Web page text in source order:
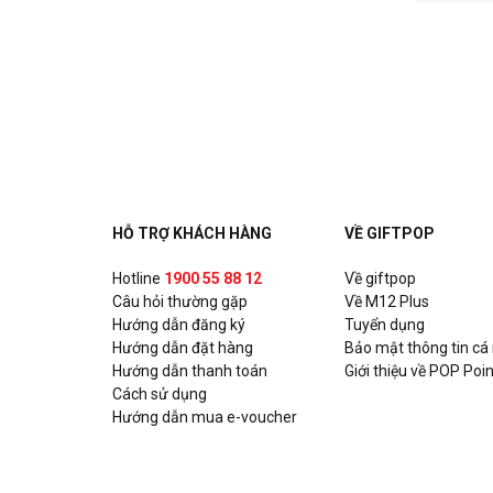
HỖ TRỢ KHÁCH HÀNG
Hotline 1900 55 88 12
Câu hỏi thường gặp
Hướng dẫn đăng ký
Hướng dẫn đặt hàng
Hướng dẫn thanh toán
Cách sử dụng
Hướng dẫn mua e-voucher
VỀ GIFTPOP
Về giftpop
Về M12 Plus
Tuyển dụng
Bảo mật thông tin cá
Giới thiệu về POP